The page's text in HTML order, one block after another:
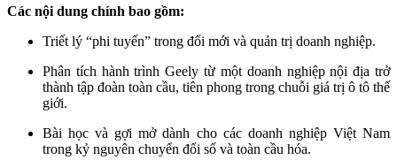
Các nội dung chính bao gồm:
Triết lý “phi tuyến” trong đổi mới và quản trị doanh nghiệp.
Phân tích hành trình Geely từ một doanh nghiệp nội địa trở
thành tập đoàn toàn cầu, tiên phong trong chuỗi giá trị ô tô thế
giới.
Bài học và gợi mở dành cho các doanh nghiệp Việt Nam
trong kỷ nguyên chuyển đổi số và toàn cầu hóa.